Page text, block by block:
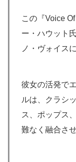
この『Voice
ー・ハウット
ノ・ヴォイス
彼女の活発で
ルは、クラシ
ス、ポップス
難なく融合さ